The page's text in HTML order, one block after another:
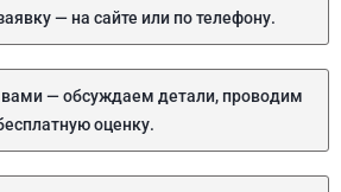
— на сайте или по телефону.
— обсуждаем детали, проводим
оценку.